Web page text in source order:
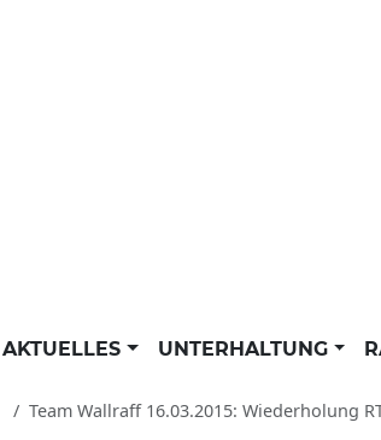
AKTUELLES UNTERHALTUNG
Team Wallraff 16.03.2015: Wiederholung RTL